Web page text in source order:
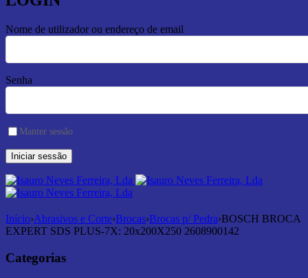
Nome de utilizador ou endereço de email
Senha
Manter sessão
Início›Abrasivos e Corte›Brocas›Brocas p/ Pedra›BOSCH BROCA
EXPERT SDS PLUS-7X: 20x200X250 2608900142
Categorias